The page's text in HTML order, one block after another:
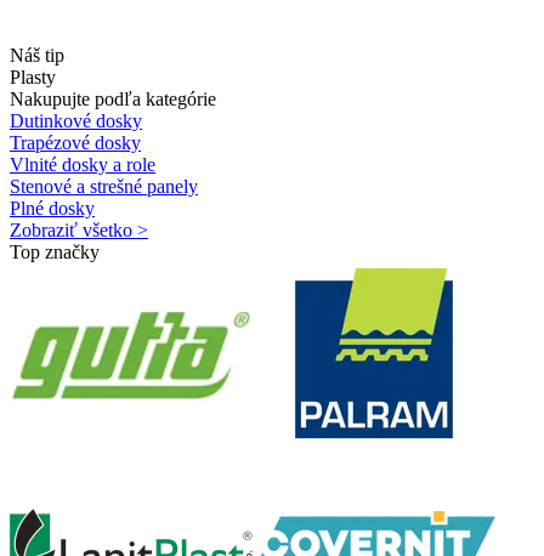
Náš tip
Plasty
Nakupujte podľa kategórie
Dutinkové dosky
Trapézové dosky
Vlnité dosky a role
Stenové a strešné panely
Plné dosky
Zobraziť všetko >
Top značky